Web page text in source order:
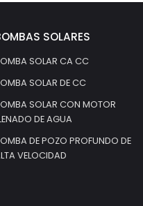
SOLARES
SOLAR CA CC
SOLAR DE CC
SOLAR CON MOTOR
DE AGUA
DE POZO PROFUNDO DE
VELOCIDAD